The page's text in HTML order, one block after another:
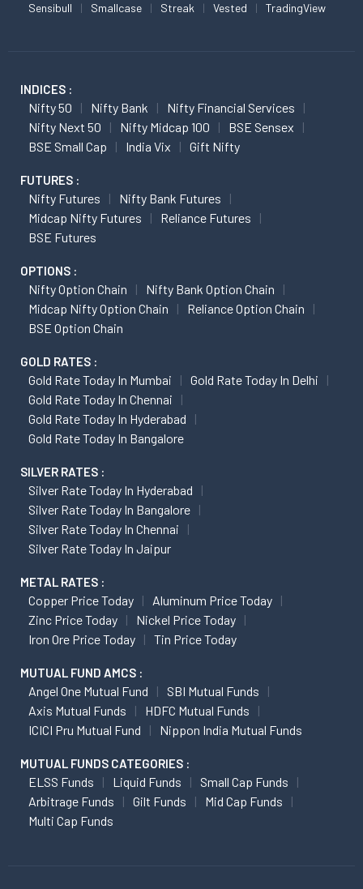
Sensibull Smallcase Streak Vested TradingView
INDICES :
Nifty 50 Nifty Bank
Nifty Financial Services
Nifty Next 50
Nifty Midcap 100
BSE Sensex
BSE Small Cap
India Vix Gift Nifty
FUTURES :
Nifty Futures
Nifty Bank Futures
Midcap Nifty Futures
Reliance Futures
BSE Futures
OPTIONS :
Nifty Option Chain
Nifty Bank Option Chain
Midcap Nifty Option Chain
Reliance Option Chain
BSE Option Chain
GOLD RATES :
Gold Rate Today In Mumbai
Gold Rate Today In Delhi
Gold Rate Today In Chennai
Gold Rate Today In Hyderabad
Gold Rate Today In Bangalore
SILVER RATES :
Silver Rate Today In Hyderabad
Silver Rate Today In Bangalore
Silver Rate Today In Chennai
Silver Rate Today In Jaipur
METAL RATES :
Copper Price Today
Aluminum Price Today
Zinc Price Today
Nickel Price Today
Iron Ore Price Today
Tin Price Today
MUTUAL FUND AMCS :
Angel One Mutual Fund
SBI Mutual Funds
Axis Mutual Funds
HDFC Mutual Funds
ICICI Pru Mutual Fund
Nippon India Mutual Funds
MUTUAL FUNDS CATEGORIES :
ELSS Funds Liquid Funds
Small Cap Funds
Arbitrage Funds
Gilt Funds
Mid Cap Funds
Multi Cap Funds